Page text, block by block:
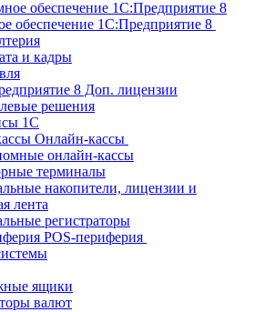
обеспечение 1С:Предприятие 8
и кадры
8 Доп. лицензии
решения
1С
Онлайн-кассы
онлайн-кассы
терминалы
накопители, лицензии и
лента
регистраторы
POS-периферия
ящики
валют